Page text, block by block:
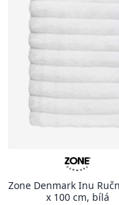
Zone Denmark Inu
x 100 cm, bílá